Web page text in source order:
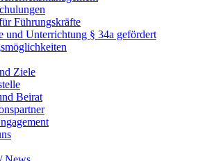
Führungskräfte
und Unterrichtung § 34a gefördert
Ziele
Beirat